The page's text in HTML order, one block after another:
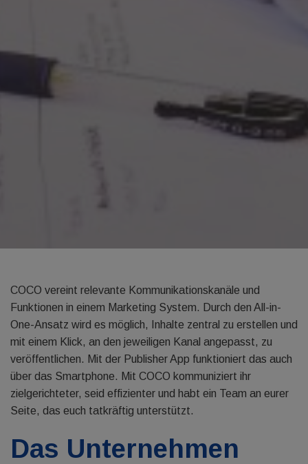
COCO vereint relevante Kommunikationskanäle und
Funktionen in einem Marketing System. Durch den All-in-
One-Ansatz wird es möglich, Inhalte zentral zu erstellen und
mit einem Klick, an den jeweiligen Kanal angepasst, zu
veröffentlichen. Mit der Publisher App funktioniert das auch
über das Smartphone. Mit COCO kommuniziert ihr
zielgerichteter, seid effizienter und habt ein Team an eurer
Seite, das euch tatkräftig unterstützt.
Das Unternehmen